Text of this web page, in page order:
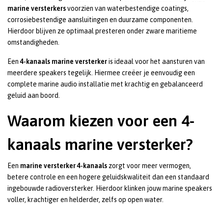
marine versterkersvoorzien van waterbestendige coatings,
corrosiebestendige aansluitingen en duurzame componenten.
Hierdoor blijven ze optimaal presteren onder zware maritieme
omstandigheden.
Een4-kanaals marine versterkeris ideaal voor het aansturen van
meerdere speakers tegelijk. Hiermee creëer je eenvoudig een
complete marine audio installatie met krachtig en gebalanceerd
geluid aan boord.
Waarom kiezen voor een 4-
kanaals marine versterker?
Een marine versterker 4-kanaals zorgt voor meer vermogen,
betere controle en een hogere geluidskwaliteit dan een standaard
ingebouwde radioversterker. Hierdoor klinken jouw marine speakers
voller, krachtiger en helderder, zelfs op open water.